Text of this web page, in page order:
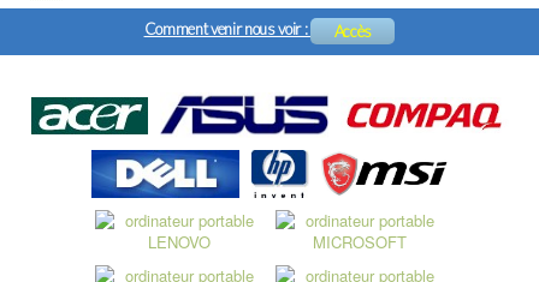
Comment venir nous voir : Accès